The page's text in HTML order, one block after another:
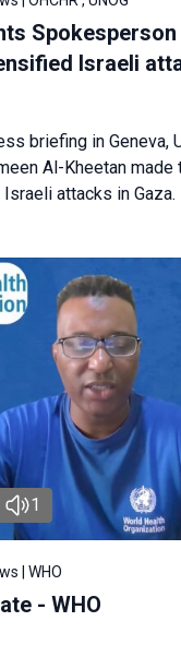
Israeli
briefing in Geneva,
Al-Kheetan
attacks in Gaza.
1
| WHO
- WHO